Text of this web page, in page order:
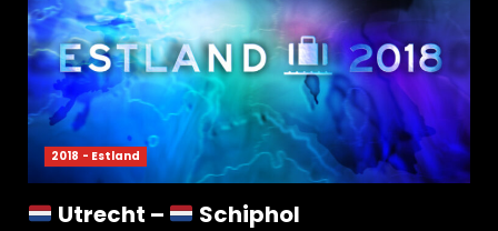
2018 - Estland
Utrecht – Schiphol